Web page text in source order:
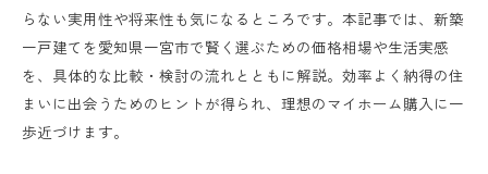
らない実用性や将来性も気になるところです。本記事では、新築
一戸建てを愛知県一宮市で賢く選ぶための価格相場や生活実感
を、具体的な比較・検討の流れとともに解説。効率よく納得の住
まいに出会うためのヒントが得られ、理想のマイホーム購入に一
歩近づけます。